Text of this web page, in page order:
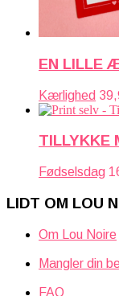
EN LILLE
Kærlighed
TILLYKKE
Fødselsdag
LIDT OM LOU
Om Lou Noire
Mangler din
FAQ